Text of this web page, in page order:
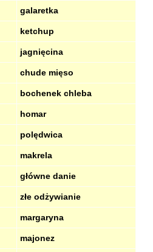
galaretka
ketchup
jagnięcina
chude mięso
bochenek chleba
homar
polędwica
makrela
główne danie
złe odżywianie
margaryna
majonez